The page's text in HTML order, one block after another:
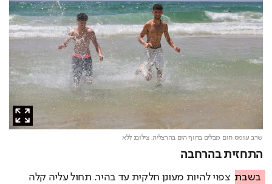
שרב עומס חום מבלים בחוף הים בהרצליה,צילום: ללא
התחזית בהרחבה
בשבת